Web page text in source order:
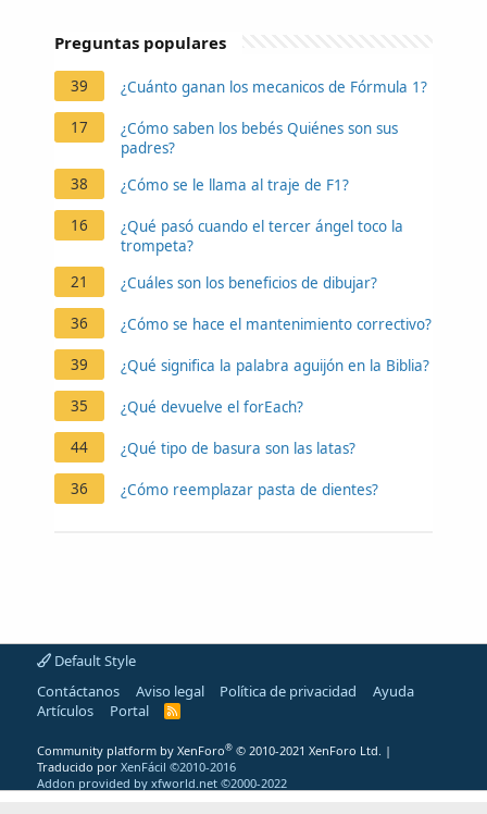
Preguntas populares
39 ¿Cuánto ganan los mecanicos de Fórmula 1?
17
¿Cómo saben los bebés Quiénes son sus
padres?
38
¿Cómo se le llama al traje de F1?
16
¿Qué pasó cuando el tercer ángel toco la
trompeta?
21
¿Cuáles son los beneficios de dibujar?
36 ¿Cómo se hace el mantenimiento correctivo?
39 ¿Qué significa la palabra aguijón en la Biblia?
35 ¿Qué devuelve el forEach?
44 ¿Qué tipo de basura son las latas?
36 ¿Cómo reemplazar pasta de dientes?
Default Style
Contáctanos
Aviso legal Política de privacidad
Ayuda
Artículos
Portal
R
Community platform by XenForo® © 2010-2021 XenForo Ltd. |
Traducido por XenFácil ©2010-2016
Addon provided by xfworld.net ©2000-2022